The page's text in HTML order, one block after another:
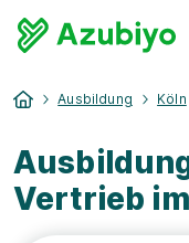
Ausbildung Köln
Vertrieb